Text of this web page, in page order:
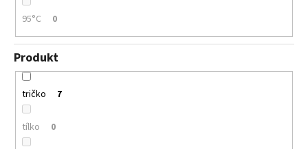
95°C 0
Produkt
tričko 7
tílko 0